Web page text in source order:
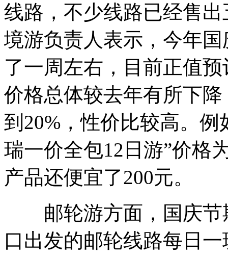
线路，不少线路已经售
境游负责人表示，今年
了一周左右，目前正值
价格总体较去年有所下
到20%，性价比较高。
瑞一价全包12日游”价格
产品还便宜了200元。
邮轮游方面，国庆节
口出发的邮轮线路每日